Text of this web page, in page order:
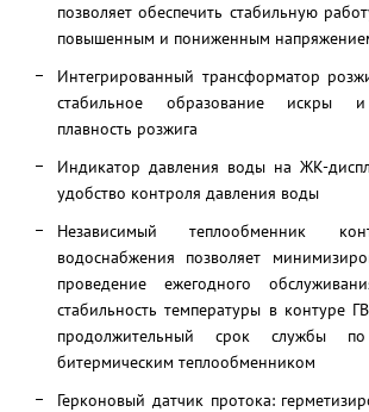
позволяет обеспечить стабильную
повышенным и пониженным
Интегрированный трансформатор
стабильное образование искры
плавность розжига
Индикатор давления воды на ЖК-
удобство контроля давления воды
Независимый теплообменник
водоснабжения позволяет
проведение ежегодного
стабильность температуры в контуре
продолжительный срок службы
битермическим теплообменником
Герконовый датчик протока: